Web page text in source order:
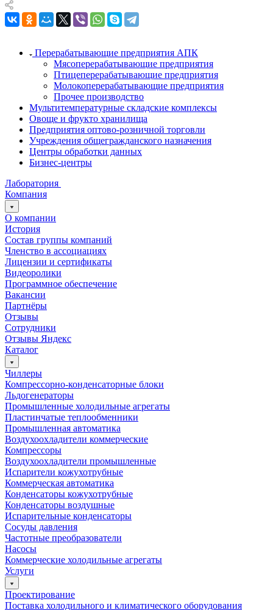
Перерабатывающие предприятия АПК
Мясоперерабатывающие предприятия
Птицеперерабатывающие предприятия
Молокоперерабатывающие предприятия
Прочее производство
Мультитемпературные складские комплексы
Овоще и фрукто хранилища
Предприятия оптово-розничной торговли
Учреждения общегражданского назначения
Центры обработки данных
Бизнес-центры
Лаборатория
Компания
О компании
История
Состав группы компаний
Членство в ассоциациях
Лицензии и сертификаты
Видеоролики
Программное обеспечение
Вакансии
Партнёры
Отзывы
Сотрудники
Отзывы Яндекс
Каталог
Чиллеры
Компрессорно-конденсаторные блоки
Льдогенераторы
Промышленные холодильные агрегаты
Пластинчатые теплообменники
Промышленная автоматика
Воздухоохладители коммерческие
Компрессоры
Воздухоохладители промышленные
Испарители кожухотрубные
Коммерческая автоматика
Конденсаторы кожухотрубные
Конденсаторы воздушные
Испарительные конденсаторы
Сосуды давления
Частотные преобразователи
Насосы
Коммерческие холодильные агрегаты
Услуги
Проектирование
Поставка холодильного и климатического оборудования